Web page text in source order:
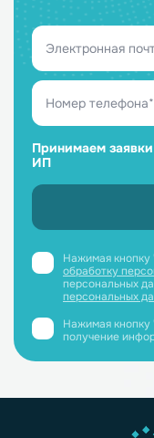
Принимаем
ИП
Нажимая кнопку
обработку
персональных
персональных
Нажимая кнопку
получение